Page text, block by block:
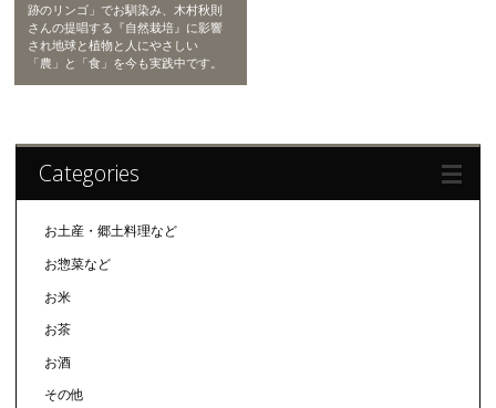
跡のリンゴ」でお馴染み、木村秋則
さんの提唱する『自然栽培』に影響
され地球と植物と人にやさしい
「農」と「食」を今も実践中です。
Categories
お土産・郷土料理など
お惣菜など
お米
お茶
お酒
その他